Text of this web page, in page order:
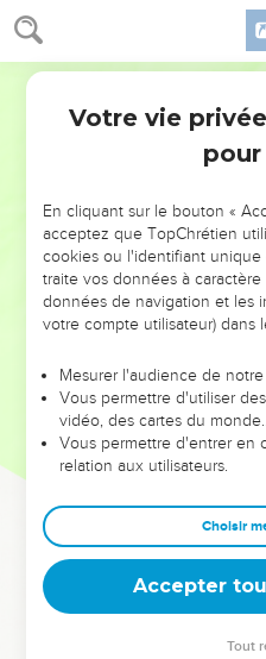
2 Samuel 3
Tu n’avais pas les mains
Pourtant tu es tombé mort
criminels. Tous les assistants
Ensuite ils s’approchèrent
nourriture, alors qu’il faisait
serment : « Que Dieu
si je mange un morceau de
coucher du soleil ! »
Le peuple entier en eut
D’ailleurs le peuple
Ainsi toute la population de
l’ordre d’assassiner Abner, fils
David dit encore à ses
compte qu’aujourd’hui un
mort ?
Moi, malgré mon titre de
faible par rapport à la
s’appelle Serouia. Que le
même d’avoir commis ce
© Société biblique française – Bibli’O,
Votre vie
pour
En cliquant sur le bouton «
acceptez que TopChrétien
cookies ou l'identifiant
traite vos données à
données de navigation et les
votre compte utilisateur) dans
Mesurer l'audience de
Vous permettre d'utiliser
vidéo, des cartes du
Vous permettre d'entrer en
relation aux utilisateurs.
Choisir
Accepter
Tout